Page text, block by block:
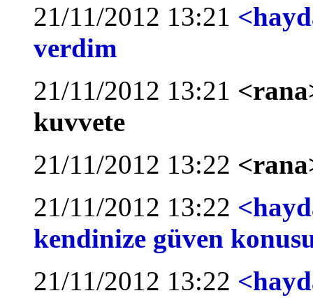
21/11/2012 13:21
verdim
21/11/2012 13:21
kuvvete
21/11/2012 13:22
21/11/2012 13:22
kendinize güven
21/11/2012 13:22